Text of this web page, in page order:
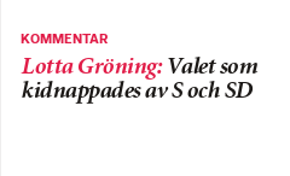
KOMMENTAR
Lotta Gröning: Valet som
kidnappades av S och SD